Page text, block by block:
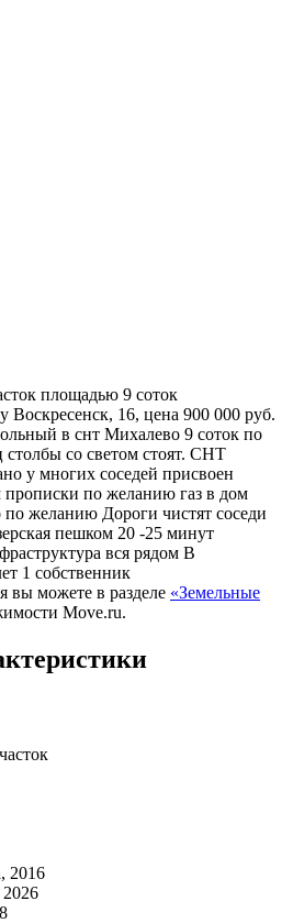
площадью 9 соток
Воскресенск, 16, цена 900 000 руб.
в снт Михалево 9 соток по
столбы со светом стоят. СНТ
у многих соседей присвоен
прописки по желанию газ в дом
желанию Дороги чистят соседи
пешком 20 -25 минут
вся рядом В
1 собственник
вы можете в разделе «Земельные
Move.ru.
2016
2026